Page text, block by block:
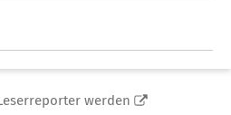
werden